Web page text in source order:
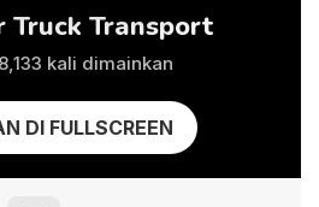
Truck Transport
8,133 kali dimainkan
DI FULLSCREEN